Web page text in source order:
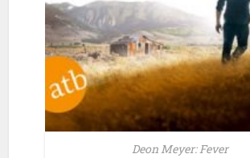
Deon Meyer: Fever